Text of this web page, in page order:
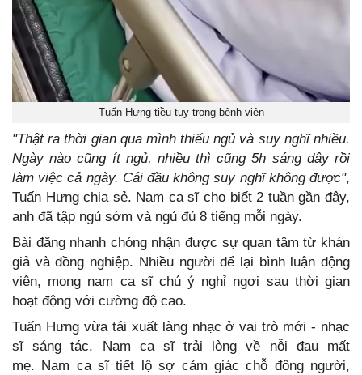
Tuấn Hưng tiều tụy trong bệnh viện
"Thật ra thời gian qua mình thiếu ngủ và suy nghĩ nhiều.
Ngày nào cũng ít ngủ, nhiều thì cũng 5h sáng dậy rồi
làm việc cả ngày. Cái đầu không suy nghĩ không được",
Tuấn Hưng chia sẻ. Nam ca sĩ cho biết 2 tuần gần đây,
anh đã tập ngủ sớm và ngủ đủ 8 tiếng mỗi ngày.
Bài đăng nhanh chóng nhận được sự quan tâm từ khán
giả và đồng nghiệp. Nhiều người để lại bình luận động
viên, mong nam ca sĩ chú ý nghỉ ngơi sau thời gian
hoạt động với cường độ cao.
Tuấn Hưng vừa tái xuất làng nhạc ở vai trò mới - nhạc
sĩ sáng tác. Nam ca sĩ trải lòng về nỗi đau mất
mẹ. Nam ca sĩ tiết lộ sợ cảm giác chỗ đông người,